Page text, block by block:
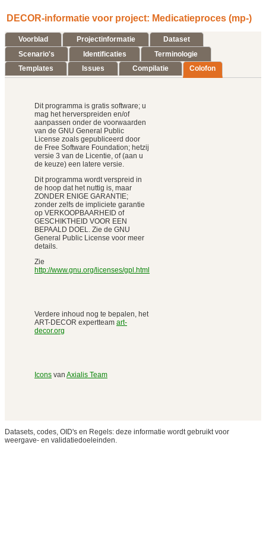
DECOR-informatie voor project: Medicatieproces (mp-)
Voorblad Projectinformatie
Dataset
Scenario's
Identificaties
Terminologie
Templates
Issues Compilatie Colofon
Dit programma is gratis software; u
mag het herverspreiden en/of
aanpassen onder de voorwaarden
van de GNU General Public
License zoals gepubliceerd door
de Free Software Foundation; hetzij
versie 3 van de Licentie, of (aan u
de keuze) een latere versie.
Dit programma wordt verspreid in
de hoop dat het nuttig is, maar
ZONDER ENIGE GARANTIE;
zonder zelfs de impliciete garantie
op VERKOOPBAARHEID of
GESCHIKTHEID VOOR EEN
BEPAALD DOEL. Zie de GNU
General Public License voor meer
details.
Zie
http://www.gnu.org/licenses/gpl.html
Verdere inhoud nog te bepalen, het
ART-DECOR expertteam art-
decor.org
Icons van Axialis Team
Datasets, codes, OID's en Regels: deze informatie wordt gebruikt voor
weergave- en validatiedoeleinden.